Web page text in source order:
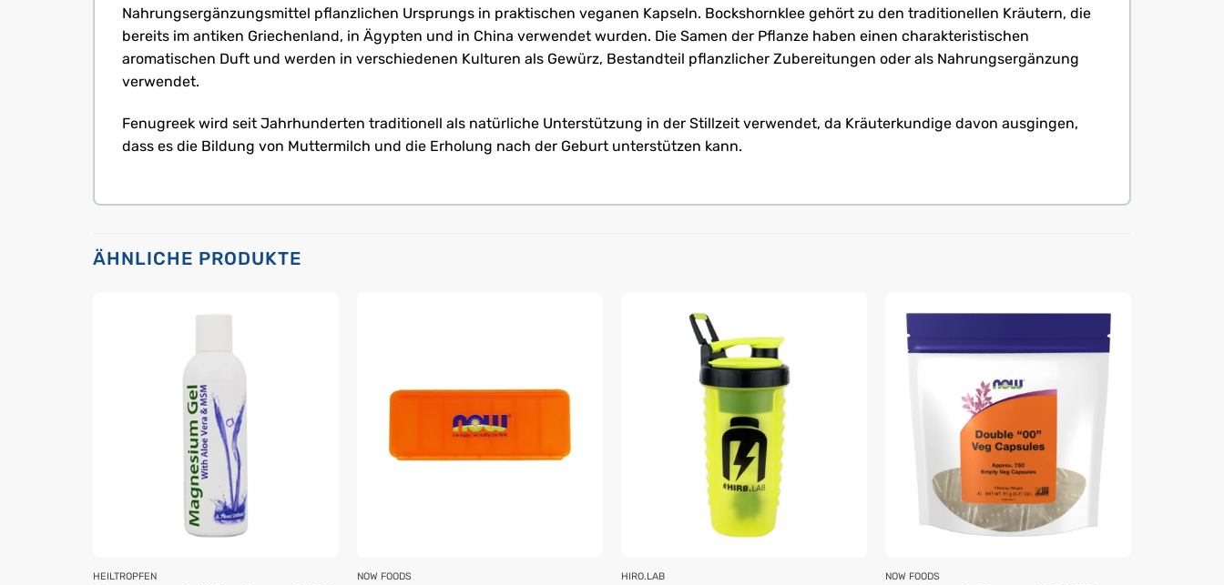
Nahrungsergänzungsmittel pflanzlichen Ursprungs in praktischen veganen Kapseln. Bockshornklee gehört zu den traditionellen Kräutern, die
bereits im antiken Griechenland, in Ägypten und in China verwendet wurden. Die Samen der Pflanze haben einen charakteristischen
aromatischen Duft und werden in verschiedenen Kulturen als Gewürz, Bestandteil pflanzlicher Zubereitungen oder als Nahrungsergänzung
verwendet.
Fenugreek wird seit Jahrhunderten traditionell als natürliche Unterstützung in der Stillzeit verwendet, da Kräuterkundige davon ausgingen,
dass es die Bildung von Muttermilch und die Erholung nach der Geburt unterstützen kann.
ÄHNLICHE PRODUKTE
HEILTROPFEN NOW FOODS HIRO.LAB NOW FOODS